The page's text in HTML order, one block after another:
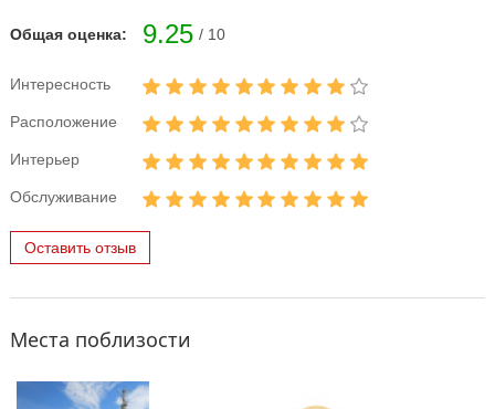
Общая оценка: 9.25 / 10
Интересность
Расположение
Интерьер
Обслуживание
Оставить отзыв
Места поблизости